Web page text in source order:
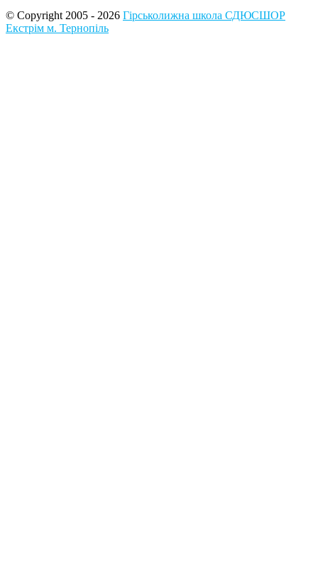
© Copyright 2005 - 2026 Гірськолижна школа СДЮСШОР
Екстрім м. Тернопіль